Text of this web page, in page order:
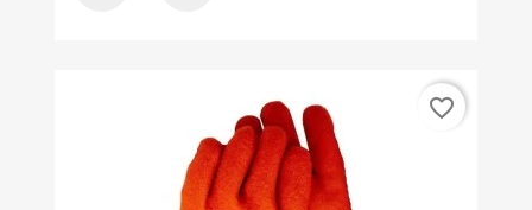
favorite_border